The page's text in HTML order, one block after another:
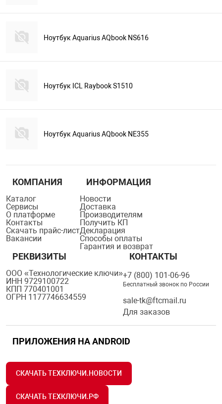
Ноутбук Aquarius AQbook NS616
Ноутбук ICL Raybook S1510
Ноутбук Aquarius AQbook NE355
КОМПАНИЯ
Каталог
Сервисы
О платформе
Контакты
Скачать прайс-лист
Вакансии
ИНФОРМАЦИЯ
Новости
Доставка
Производителям
Получить КП
Декларация
Способы оплаты
Гарантия и возврат
РЕКВИЗИТЫ
ООО «Технологические ключи»
ИНН 9729100722
КПП 770401001
ОГРН 1177746634559
КОНТАКТЫ
+7 (800) 101-06-96
Бесплатный звонок по России
sale-tk@ftcmail.ru
Для заказов
ПРИЛОЖЕНИЯ НА ANDROID
СКАЧАТЬ ТЕХКЛЮЧИ.НОВОСТИ
СКАЧАТЬ ТЕХКЛЮЧИ.РФ